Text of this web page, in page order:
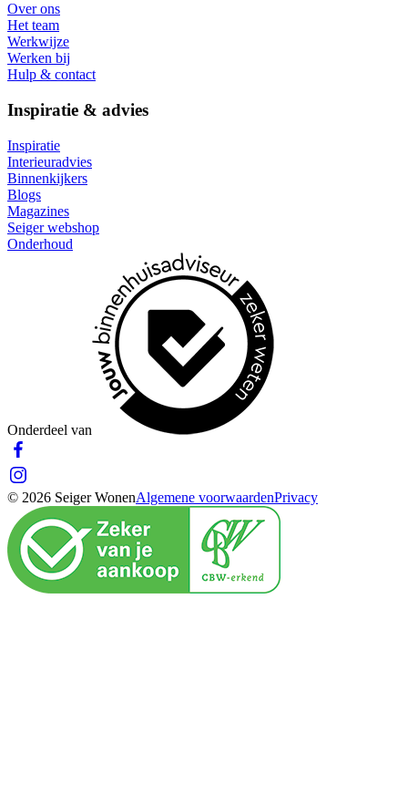
Over ons
Het team
Werkwijze
Werken bij
Hulp & contact
Inspiratie & advies
Inspiratie
Interieuradvies
Binnenkijkers
Blogs
Magazines
Seiger webshop
Onderhoud
Onderdeel van
© 2026 Seiger WonenAlgemene voorwaardenPrivacy